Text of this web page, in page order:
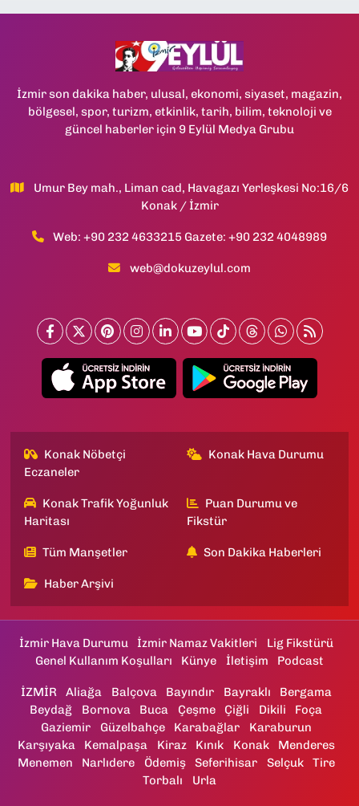
İzmir son dakika haber, ulusal, ekonomi, siyaset, magazin,
bölgesel, spor, turizm, etkinlik, tarih, bilim, teknoloji ve
güncel haberler için 9 Eylül Medya Grubu
Umur Bey mah., Liman cad, Havagazı Yerleşkesi No:16/6
Konak / İzmir
Web: +90 232 4633215 Gazete: +90 232 4048989
web@dokuzeylul.com
Konak Nöbetçi
Eczaneler
Konak Hava Durumu
Konak Trafik Yoğunluk
Haritası
Puan Durumu ve
Fikstür
Tüm Manşetler Son Dakika Haberleri
Haber Arşivi
İzmir Hava Durumu İzmir Namaz Vakitleri
Lig Fikstürü
Genel Kullanım Koşulları
Künye İletişim Podcast
İZMİR Aliağa Balçova Bayındır Bayraklı
Bergama
Beydağ
Bornova Buca Çeşme Çiğli Dikili
Foça
Gaziemir
Güzelbahçe Karabağlar
Karaburun
Karşıyaka
Kemalpaşa Kiraz Kınık Konak
Menderes
Menemen
Narlıdere Ödemiş Seferihisar Selçuk
Tire
Torbalı
Urla